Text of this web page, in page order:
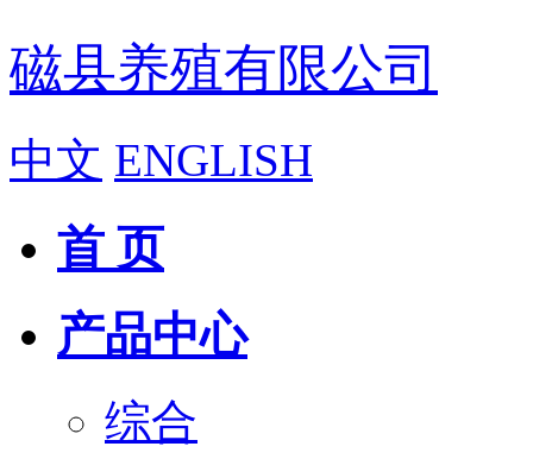
磁县养殖有限公司
中文 ENGLISH
首 页
产品中心
综合